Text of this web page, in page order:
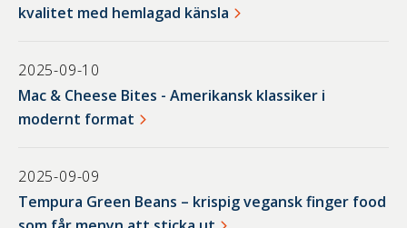
kvalitet med hemlagad känsla
2025-09-10
Mac & Cheese Bites - Amerikansk klassiker i
modernt format
2025-09-09
Tempura Green Beans – krispig vegansk finger food